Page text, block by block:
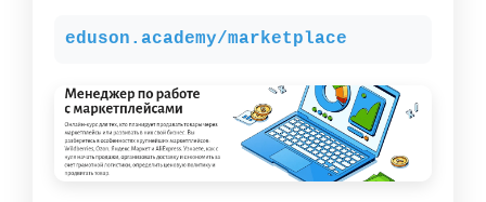
eduson.academy/marketplace